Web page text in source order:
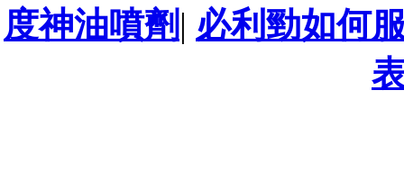
度神油噴劑 | 必利勁如何